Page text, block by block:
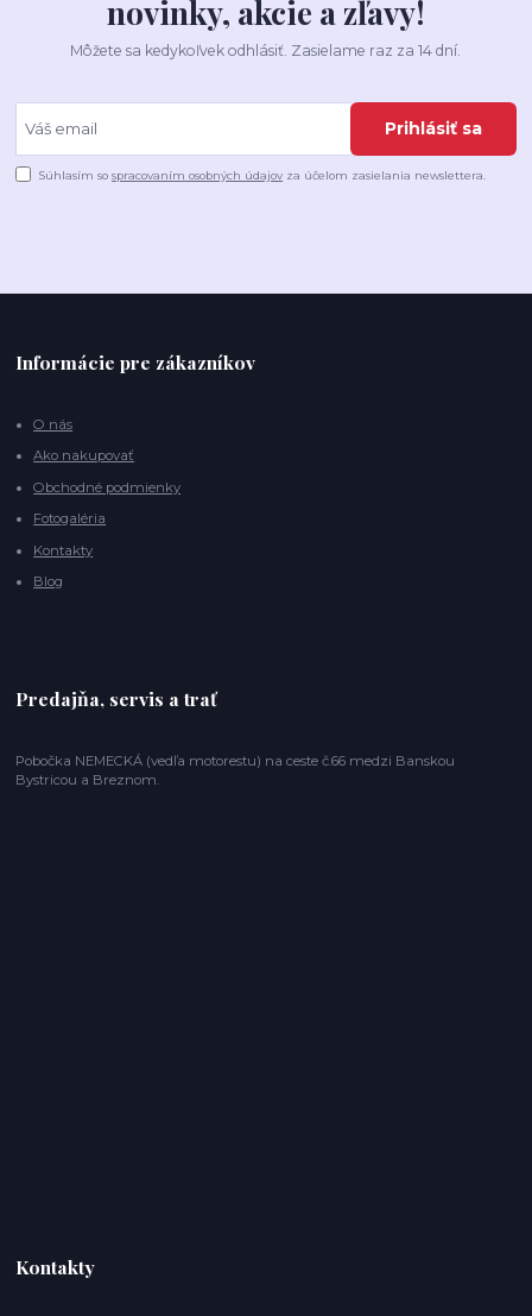
novinky, akcie a zľavy!
Môžete sa kedykoľvek odhlásiť. Zasielame raz za 14 dní.
Prihlásiť sa
Súhlasím sospracovaním osobných údajov za účelom zasielania newslettera.
Informácie pre zákazníkov
O nás
Ako nakupovať
Obchodné podmienky
Fotogaléria
Kontakty
Blog
Predajňa, servis a trať
Pobočka NEMECKÁ (vedľa motorestu) na ceste č.66 medzi Banskou
Bystricou a Breznom.
Kontakty